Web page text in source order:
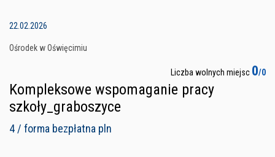
22.02.2026
Ośrodek w Oświęcimiu
Liczba wolnych miejsc 0/0
Kompleksowe wspomaganie pracy
szkoły_graboszyce
4 / forma bezpłatna pln